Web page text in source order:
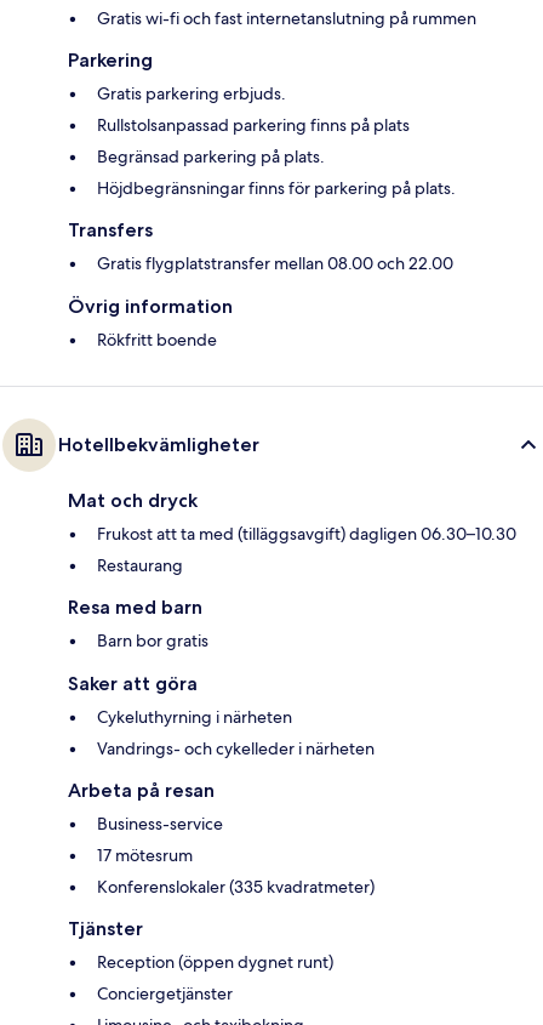
Gratis wi-fi och fast internetanslutning på rummen
Parkering
Gratis parkering erbjuds.
Rullstolsanpassad parkering finns på plats
Begränsad parkering på plats.
Höjdbegränsningar finns för parkering på plats.
Transfers
Gratis flygplatstransfer mellan 08.00 och 22.00
Övrig information
Rökfritt boende
Hotellbekvämligheter
Mat och dryck
Frukost att ta med (tilläggsavgift) dagligen 06.30–10.30
Restaurang
Resa med barn
Barn bor gratis
Saker att göra
Cykeluthyrning i närheten
Vandrings- och cykelleder i närheten
Arbeta på resan
Business-service
17 mötesrum
Konferenslokaler (335 kvadratmeter)
Tjänster
Reception (öppen dygnet runt)
Conciergetjänster